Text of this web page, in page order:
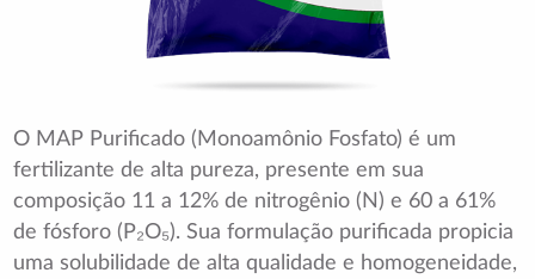
O MAP Purificado (Monoamônio Fosfato) é um
fertilizante de alta pureza, presente em sua
composição 11 a 12% de nitrogênio (N) e 60 a 61%
de fósforo (P₂O₅). Sua formulação purificada propicia
uma solubilidade de alta qualidade e homogeneidade,